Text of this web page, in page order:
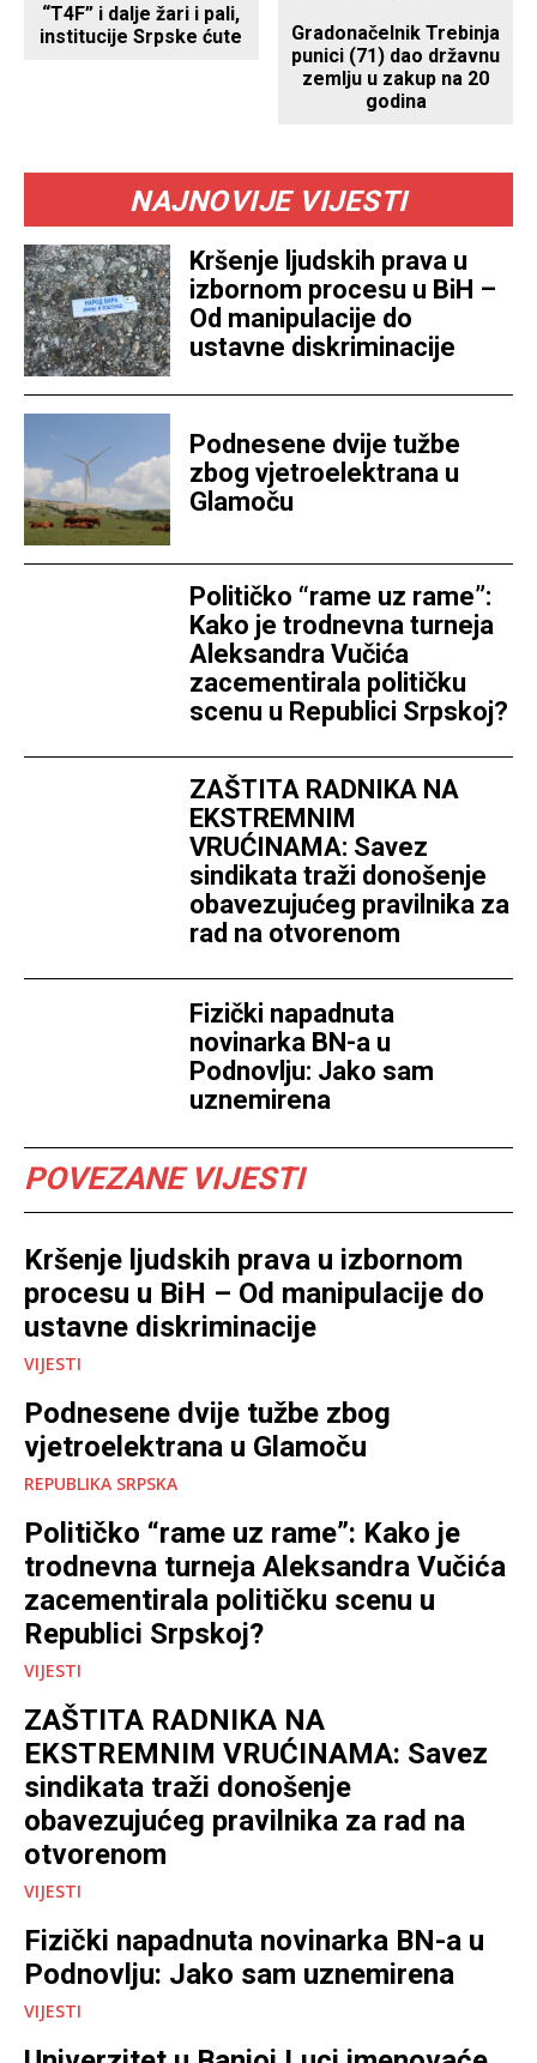
“T4F” i dalje žari i pali,
institucije Srpske ćute
Gradonačelnik Trebinja
punici (71) dao državnu
zemlju u zakup na 20
godina
NAJNOVIJE VIJESTI
Kršenje ljudskih prava u
izbornom procesu u BiH –
Od manipulacije do
ustavne diskriminacije
Podnesene dvije tužbe
zbog vjetroelektrana u
Glamoču
Političko “rame uz rame”:
Kako je trodnevna turneja
Aleksandra Vučića
zacementirala političku
scenu u Republici Srpskoj?
ZAŠTITA RADNIKA NA
EKSTREMNIM
VRUĆINAMA: Savez
sindikata traži donošenje
obavezujućeg pravilnika za
rad na otvorenom
Fizički napadnuta
novinarka BN-a u
Podnovlju: Jako sam
uznemirena
POVEZANE VIJESTI
Kršenje ljudskih prava u izbornom
procesu u BiH – Od manipulacije do
ustavne diskriminacije
VIJESTI
Podnesene dvije tužbe zbog
vjetroelektrana u Glamoču
REPUBLIKA SRPSKA
Političko “rame uz rame”: Kako je
trodnevna turneja Aleksandra Vučića
zacementirala političku scenu u
Republici Srpskoj?
VIJESTI
ZAŠTITA RADNIKA NA
EKSTREMNIM VRUĆINAMA: Savez
sindikata traži donošenje
obavezujućeg pravilnika za rad na
otvorenom
VIJESTI
Fizički napadnuta novinarka BN-a u
Podnovlju: Jako sam uznemirena
VIJESTI